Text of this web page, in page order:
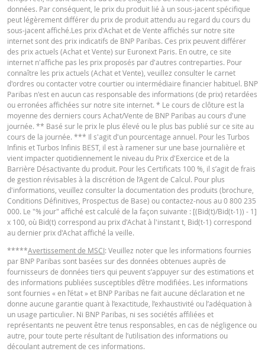
FINAL TERMS
Français (France)
CONDITIONS DÉFINITIVES RÉSUMÉ
Français (France)
KEY INFORMATION DOCUMENTS
Key Information Document (FR)
QUOTES
Latest Product Quotes CSV
données. Par conséquent, le prix du produit lié à un sous-jacent spécifique
peut légèrement différer du prix de produit attendu au regard du cours du
sous-jacent affiché.Les prix d'Achat et de Vente affichés sur notre site
internet sont des prix indicatifs de BNP Paribas. Ces prix peuvent différer
des prix actuels (Achat et Vente) sur Euronext Paris. En outre, ce site
internet n'affiche pas les prix proposés par d'autres contreparties. Pour
connaître les prix actuels (Achat et Vente), veuillez consulter le carnet
d'ordres ou contacter votre courtier ou intermédiaire financier habituel. BNP
Paribas n'est en aucun cas responsable des informations (de prix) retardées
ou erronées affichées sur notre site internet. * Le cours de clôture est la
moyenne des derniers cours Achat/Vente de BNP Paribas au cours d'une
journée. ** Basé sur le prix le plus élevé ou le plus bas publié sur ce site au
cours de la journée. *** Il s'agit d'un pourcentage annuel. Pour les Turbos
Infinis et Turbos Infinis BEST, il est à ramener sur une base journalière et
vient impacter quotidiennement le niveau du Prix d'Exercice et de la
Barrière Désactivante du produit. Pour les Certificats 100 %, il s’agit de frais
de gestion révisables à la discrétion de l’Agent de Calcul. Pour plus
d'informations, veuillez consulter la documentation des produits (brochure,
Conditions Définitives, Prospectus de Base) ou contactez-nous au 0 800 235
000. Le "% jour" affiché est calculé de la façon suivante : [(Bid(t)/Bid(t-1)) - 1]
x 100, où Bid(t) correspond au prix d'Achat à l'instant t, Bid(t-1) correspond
au dernier prix d'Achat affiché la veille.
*****Avertissement de MSCI: Veuillez noter que les informations fournies
par BNP Paribas sont basées sur des données obtenues auprès de
fournisseurs de données tiers qui peuvent s’appuyer sur des estimations et
des informations publiées susceptibles d’être modifiées. Les informations
sont fournies « en l’état » et BNP Paribas ne fait aucune déclaration et ne
donne aucune garantie quant à l’exactitude, l’exhaustivité ou l’adéquation à
un usage particulier. Ni BNP Paribas, ni ses sociétés affiliées et
représentants ne peuvent être tenus responsables, en cas de négligence ou
autre, pour toute perte résultant de l’utilisation des informations ou
découlant autrement de ces informations.